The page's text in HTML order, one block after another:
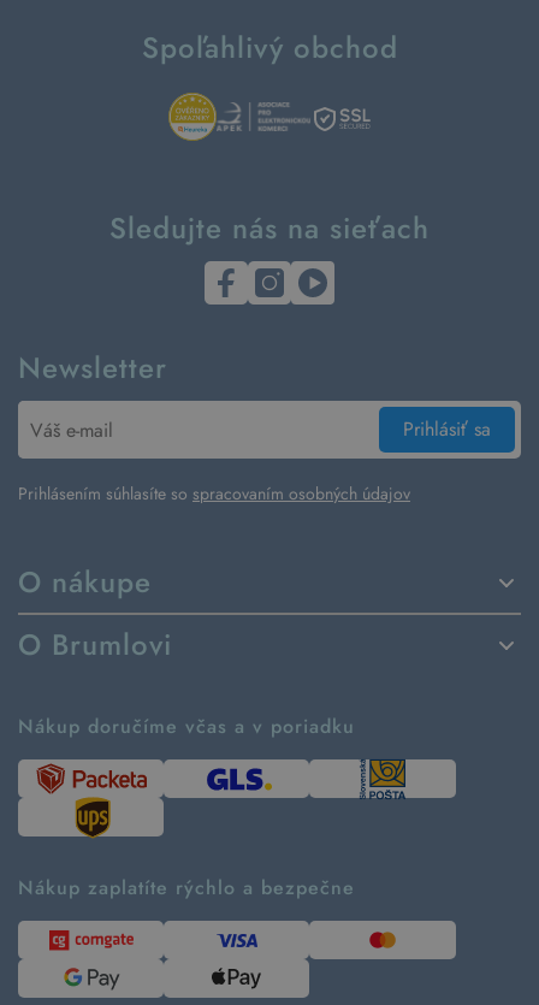
O nákupe
Spôsoby dodania a platby
Vrátenie tovaru a reklamácia
Návod ako nakupovať
Tabuľka veľkostí
Predávané značky
Kontakt
O Brumlovi
Ako tvoríme second hand
Časté otázky
Kde pomáhame
Udržateľnosť
Blog
Pre médiá
Spoľahlivý obchod
Sledujte nás na sieťach
Newsletter
Prihlásiť sa
Prihlásením súhlasíte so spracovaním osobných údajov
Nákup doručíme včas a v poriadku
Nákup zaplatíte rýchlo a bezpečne